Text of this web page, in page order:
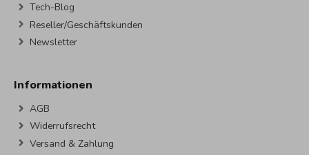
Tech-Blog
Reseller/Geschäftskunden
Newsletter
Informationen
AGB
Widerrufsrecht
Versand & Zahlung